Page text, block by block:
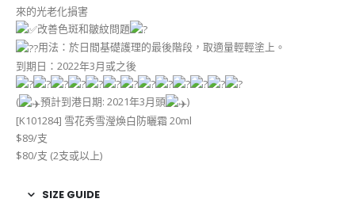
來的光老化損害
改善色斑和皺紋問題
用法：於日間基礎護理的最後階段，取適量輕輕塗上。
到期日：2022年3月或之後
( 預計到港日期: 2021年3月頭
)
[K101284] 雪花秀雪瀅煥白防曬霜 20ml
$89/支
$80/支 (2支或以上)
SIZE GUIDE